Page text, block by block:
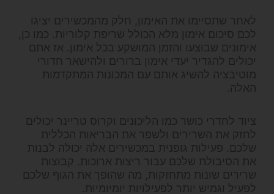
לאחר שתסיימו את האימון, חלק מהמכשירים יציגו
לכם סיכום אימון מלא הכולל שריפת קלוריות. כמו כן,
אימונים שבוצעו והזמן המושקע בכל אימון. אז אתם
יכולים להגדיר יעדי אימון ברורים ולהישאר חדורי
מוטיבציה להשיג אותם עם המכונות המתקדמות
האלה.
ציוד לחדרי כושר כמו הליכונים וקרוס טריינר יכולים
לחזק את השרירים ולשפר את הבריאות הכללית
שלכם. פעילות גופנית במכשירים אלה יכולה לבנות
את הסיבולת שלכם עבור ריצות ארוכות. קבוצות
שרירים שונות מתחזקות, מה שהופך את הגוף שלכם
לפעיל וגמיש יותר לפעילויות יומיומיות.